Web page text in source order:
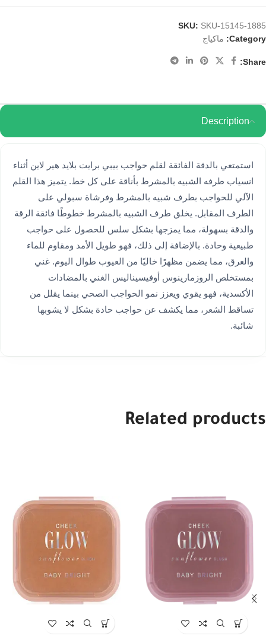
SKU: SKU-15145-1885
Category:
ماكياج
Share:
Description
استمتعي بالدقة الفائقة لقلم حواجب بيبي برايت بلايد هير لاين أثناء
انسياب طرفه الشبيه بالمشرط بأناقة على كل خط. يتميز هذا القلم
الآلي للحواجب بطرف شبيه بالمشرط وفرشاة سبولي على
الطرف المقابل. يخلق طرف الشبيه بالمشرط خطوطًا فائقة الرقة
والدقة بسهولة، مما يمزجها بشكل سلس للحصول على حواجب
طبيعية وحادة. بالإضافة إلى ذلك، فهو طويل الأمد ومقاوم للماء
والعرق، مما يضمن مظهرًا خاليًا من العيوب طوال اليوم. غني
بمستخلص الروزمارينوس أوفيسيناليس الغني بالمضادات
الأكسدية، فهو يقوي ويعزز نمو الحواجب الصحي بينما يقلل من
تساقط الشعر، مما يكشف عن حواجب حادة بشكل لا يشوبها
شائبة.
Related products